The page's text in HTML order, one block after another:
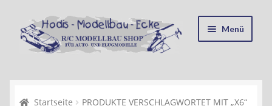
Zur
Navigation
springen
Zum
Inhalt
springen
Menü
KasseStartseite PRODUKTE VERSCHLAGWORTET MIT „X6“